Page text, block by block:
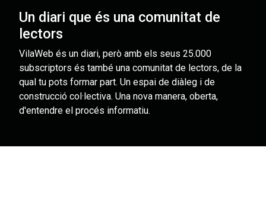
Un diari que és una comunitat de
lectors
VilaWeb és un diari, però amb els seus 25.000
subscriptors és també una comunitat de lectors, de la
qual tu pots formar part. Un espai de diàleg i de
construcció col·lectiva. Una nova manera, oberta,
d'entendre el procés informatiu.